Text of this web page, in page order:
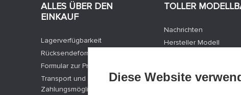
ALLES ÜBER DEN
EINKAUF
Lagerverfügbarkeit
Rücksendeformular
Formular zur Produktbeschwerde
Transport und
Zahlungsmöglichkeiten
TOLLER
Nachrichten
Hersteller Modell
Registrierung
Diese Website